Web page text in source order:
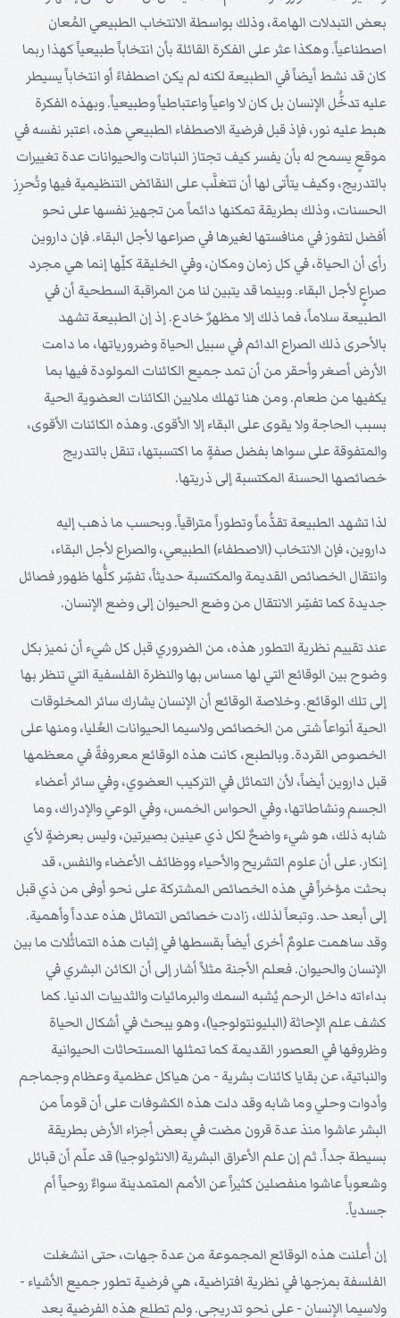
بعض التبدلات الهامة، وذلك بواسطة الانتخاب الطبيعي المُعان
اصطناعياً. وهكذا عثر على الفكرة القائلة بأن انتخاباً طبيعياً كهذا ربما
كان قد نشط أيضاً في الطبيعة لكنه لم يكن اصطفاءً أو انتخاباً يسيطر
عليه تدخُّل الإنسان بل كان لا واعياً واعتباطياً وطبيعياً. وبهذه الفكرة
هبط عليه نور، فإذ قبل فرضية الاصطفاء الطبيعي هذه، اعتبر نفسه في
موقعٍ يسمح له بأن يفسر كيف تجتاز النباتات والحيوانات عدة تغييرات
بالتدريج، وكيف يتأتى لها أن تتغلَّب على النقائض التنظيمية فيها وتُحرِز
الحسنات، وذلك بطريقة تمكنها دائماً من تجهيز نفسها على نحو
أفضل لتفوز في منافستها لغيرها في صراعها لأجل البقاء. فإن داروين
رأى أن الحياة، في كل زمان ومكان، وفي الخليقة كلِّها إنما هي مجرد
صراعٍ لأجل البقاء. وبينما قد يتبين لنا من المراقبة السطحية أن في
الطبيعة سلاماً، فما ذلك إلا مظهرٌ خادع. إذ إن الطبيعة تشهد
بالأحرى ذلك الصراع الدائم في سبيل الحياة وضرورياتها، ما دامت
الأرض أصغر وأحقر من أن تمد جميع الكائنات المولودة فيها بما
يكفيها من طعام. ومن هنا تهلك ملايين الكائنات العضوية الحية
بسبب الحاجة ولا يقوى على البقاء إلا الأقوى. وهذه الكائنات الأقوى،
والمتفوقة على سواها بفضل صفةٍ ما اكتسبتها، تنقل بالتدريج
خصائصها الحسنة المكتسبة إلى ذريتها.
لذا تشهد الطبيعة تقدُّماً وتطوراً متراقياً. وبحسب ما ذهب إليه
داروين، فإن الانتخاب (الاصطفاء) الطبيعي، والصراع لأجل البقاء،
وانتقال الخصائص القديمة والمكتسبة حديثاً، تفسِّر كلُّها ظهور فصائل
جديدة كما تفسِّر الانتقال من وضع الحيوان إلى وضع الإنسان.
عند تقييم نظرية التطور هذه، من الضروري قبل كل شيء أن نميز بكل
وضوح بين الوقائع التي لها مساس بها والنظرة الفلسفية التي تنظر بها
إلى تلك الوقائع. وخلاصة الوقائع أن الإنسان يشارك سائر المخلوقات
الحية أنواعاً شتى من الخصائص ولاسيما الحيوانات العُليا، ومنها على
الخصوص القردة. وبالطبع، كانت هذه الوقائع معروفةً في معظمها
قبل داروين أيضاً، لأن التماثل في التركيب العضوي، وفي سائر أعضاء
الجسم ونشاطاتها، وفي الحواس الخمس، وفي الوعي والإدراك، وما
شابه ذلك، هو شيء واضحٌ لكل ذي عينين بصيرتين، وليس بعرضةٍ لأي
إنكار. على أن علوم التشريح والأحياء ووظائف الأعضاء والنفس، قد
بحثت مؤخراً في هذه الخصائص المشتركة على نحو أوفى من ذي قبل
إلى أبعد حد. وتبعاً لذلك، زادت خصائص التماثل هذه عدداً وأهمية.
وقد ساهمت علومٌ أخرى أيضاً بقسطها في إثبات هذه التماثُلات ما بين
الإنسان والحيوان. فعلم الأجنة مثلاً أشار إلى أن الكائن البشري في
بداءاته داخل الرحم يُشبه السمك والبرمائيات والثدييات الدنيا. كما
كشف علم الإحاثة (البليونتولوجيا)، وهو يبحث في أشكال الحياة
وظروفها في العصور القديمة كما تمثلها المستحاثات الحيوانية
والنباتية، عن بقايا كائنات بشرية - من هياكل عظمية وعظام وجماجم
وأدوات وحلي وما شابه وقد دلت هذه الكشوفات على أن قوماً من
البشر عاشوا منذ عدة قرون مضت في بعض أجزاء الأرض بطريقة
بسيطة جداً. ثم إن علم الأعراق البشرية (الانثولوجيا) قد علّم أن قبائل
وشعوباً عاشوا منفصلين كثيراً عن الأمم المتمدينة سواءٌ روحياً أم
جسدياً.
إن أُعلنت هذه الوقائع المجموعة من عدة جهات، حتى انشغلت
الفلسفة بمزجها في نظرية افتراضية، هي فرضية تطور جميع الأشياء -
ولاسيما الإنسان - على نحو تدريجي. ولم تطلع هذه الفرضية بعد